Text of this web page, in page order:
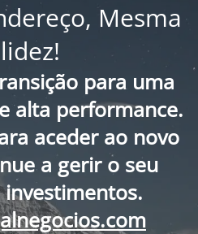
Mesma
para uma
alta performance.
aceder ao novo
a gerir o seu